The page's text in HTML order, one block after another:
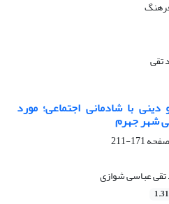
تقی
با شادمانی اجتماعی؛ مورد
شهر جهرم
171-211
تقی عباسی شوازی